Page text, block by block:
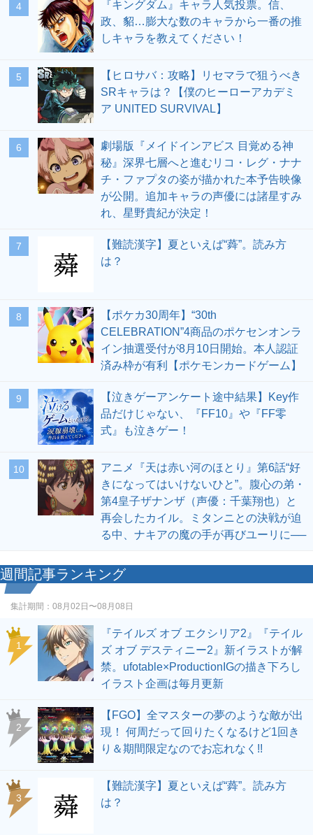
4
『キングダム』キャラ人気投票。信、
政、貂…膨大な数のキャラから一番の推
しキャラを教えてください！
5
【ヒロサバ：攻略】リセマラで狙うべき
SRキャラは？【僕のヒーローアカデミ
ア UNITED SURVIVAL】
6
劇場版『メイドインアビス 目覚める神
秘』深界七層へと進むリコ・レグ・ナナ
チ・ファプタの姿が描かれた本予告映像
が公開。追加キャラの声優には諸星すみ
れ、星野貴紀が決定！
7
【難読漢字】夏といえば“蕣”。読み方
は？
8
【ポケカ30周年】“30th
CELEBRATION”4商品のポケセンオンラ
イン抽選受付が8月10日開始。本人認証
済み枠が有利【ポケモンカードゲーム】
9
【泣きゲーアンケート途中結果】Key作
品だけじゃない、『FF10』や『FF零
式』も泣きゲー！
10
アニメ『天は赤い河のほとり』第6話“好
きになってはいけないひと”。腹心の弟・
第4皇子ザナンザ（声優：千葉翔也）と
再会したカイル。ミタンニとの決戦が迫
る中、ナキアの魔の手が再びユーリに──
週間記事ランキング
集計期間： 08月02日〜08月08日
1
『テイルズ オブ エクシリア2』『テイル
ズ オブ デスティニー2』新イラストが解
禁。ufotable×ProductionIGの描き下ろし
イラスト企画は毎月更新
2
【FGO】全マスターの夢のような敵が出
現！ 何周だって回りたくなるけど1回き
り＆期間限定なのでお忘れなく!!
3
【難読漢字】夏といえば“蕣”。読み方
は？